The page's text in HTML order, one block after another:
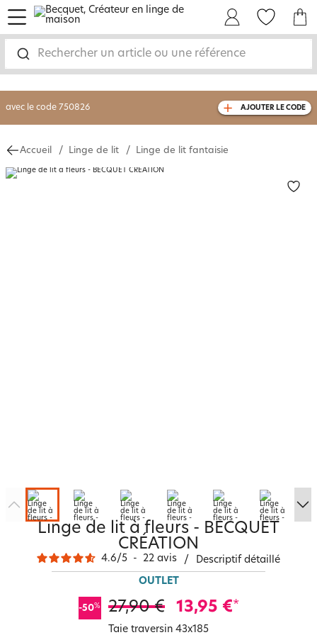
Rechercher un article ou une référence
menu
-30% sur votre commandedès 2 articles
livraison GRATUITEdès 110€ d'achat
avec le code 750826 AJOUTER LE CODE
Accueil Linge de lit Linge de lit fantaisie
Linge de lit à fleurs - BECQUET
CRÉATION
4.6/5 - 22 avis / Descriptif détaillé
OUTLET
-50% 27,90 € 13,95 €*
Taie traversin 43x185